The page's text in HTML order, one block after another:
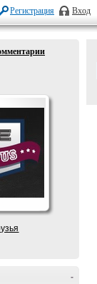
Регистрация Вход
-